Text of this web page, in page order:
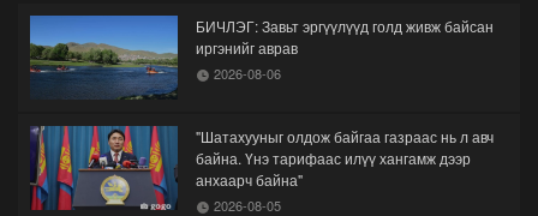
БИЧЛЭГ: Завьт эргүүлүүд голд живж байсан
иргэнийг аврав
2026-08-06
"Шатахууныг олдож байгаа газраас нь л авч
байна. Үнэ тарифаас илүү хангамж дээр
анхаарч байна"
2026-08-05